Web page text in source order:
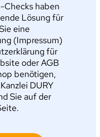
Checks haben
Lösung für
eine
(Impressum)
für
oder AGB
benötigen,
DURY
Sie auf der